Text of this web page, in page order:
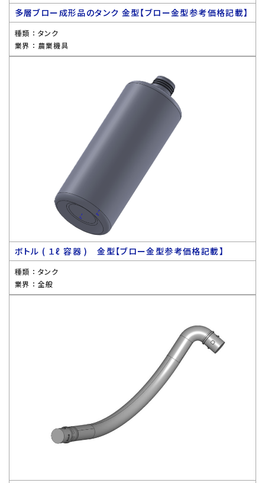
多層ブロー成形品のタンク 金型【ブロー金型参考価格記載】
種類 ： タンク
業界 ： 農業機具
ボトル ( １ℓ 容器 ) 金型【ブロー金型参考価格記載】
種類 ： タンク
業界 ： 全般